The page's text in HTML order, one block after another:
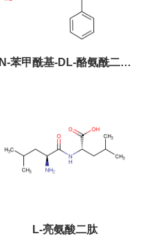
N-苯甲酰基-DL-酪氨酰二正
L-亮氨酸二肽